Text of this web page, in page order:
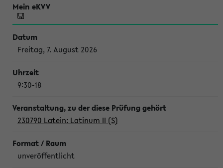
Freitag, 7. August 2026
9:30-18
230790 Latein: Latinum II (S)
unveröffentlicht